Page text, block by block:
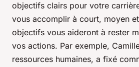
objectifs clairs pour votre
vous accomplir à court, moyen
objectifs vous aideront à rester
vos actions. Par exemple,
ressources humaines, a fixé